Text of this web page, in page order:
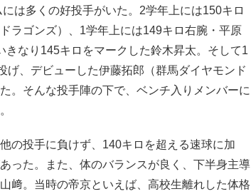
は多くの好投手がいた。2学年上には150キロ
ラゴンズ）、1学年上には149キロ右腕・平原
なり145キロをマークした鈴木昇太。そして1
げ、デビューした伊藤拓郎（群馬ダイヤモンド
。そんな投手陣の下で、ベンチ入りメンバーに
の投手に負けず、140キロを超える速球に加
った。また、体のバランスが良く、下半身主導
﨑。当時の帝京といえば、高校生離れした体格